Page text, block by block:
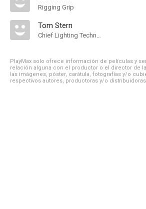
Rigging Grip
Tom Stern
Chief Lighting Technician
PlayMax solo ofrece información de películas y
relación alguna con el productor o el director de
las imágenes, póster, carátula, fotografías y/o
respectivos autores, productoras y/o